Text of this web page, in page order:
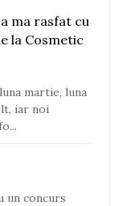
ma rasfat cu
la Cosmetic
martie, luna
iar noi
un concurs